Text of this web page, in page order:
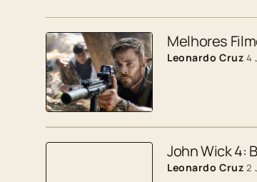
Melhores
Leonardo Cruz 4
John Wick 4:
Leonardo Cruz 2